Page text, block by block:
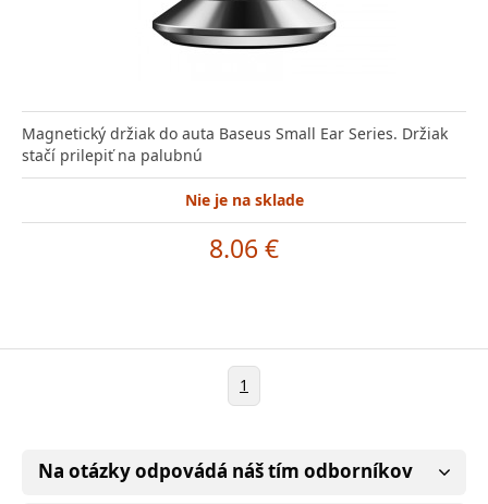
Magnetický držiak do auta Baseus Small Ear Series. Držiak
stačí prilepiť na palubnú
Nie je na sklade
8.06 €
1
Na otázky odpovádá náš tím odborníkov